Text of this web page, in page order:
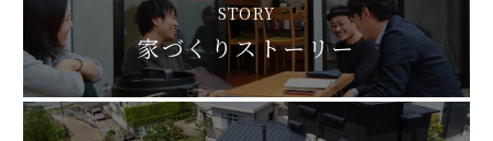
STORY
家づくりストーリー